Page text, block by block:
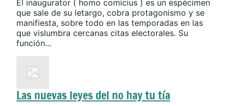
El inaugurator ( homo comicius ) es un espécimen
que sale de su letargo, cobra protagonismo y se
manifiesta, sobre todo en las temporadas en las
que vislumbra cercanas citas electorales. Su
función...
Las nuevas leyes del no hay tu tía